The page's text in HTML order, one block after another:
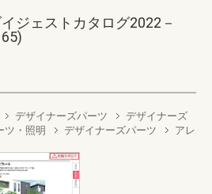
ジェストカタログ2022－
デザイナーズパーツ
デザイナーズ
ツ・照明 デザイナーズパーツ
アレ